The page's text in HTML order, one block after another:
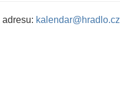
kalendar@hradlo.cz